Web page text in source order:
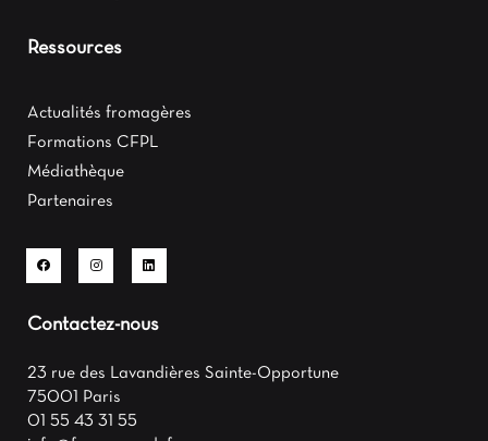
Ressources
Actualités fromagères
Formations CFPL
Médiathèque
Partenaires
Contactez-nous
23 rue des Lavandières Sainte-Opportune
75001 Paris
01 55 43 31 55